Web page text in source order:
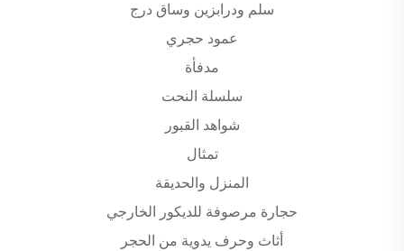
سلم ودرابزين وساق درج
عمود حجري
مدفأة
سلسلة النحت
شواهد القبور
تمثال
المنزل والحديقة
حجارة مرصوفة للديكور الخارجي
أثاث وحرف يدوية من الحجر